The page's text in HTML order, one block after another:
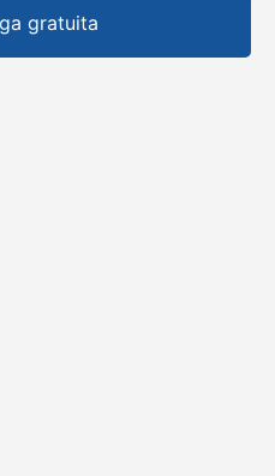
gratuita